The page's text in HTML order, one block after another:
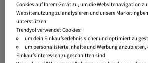
Cookies auf Ihrem Gerät zu, um die Websitenavigation
Websitenutzung zu analysieren und unsere
unterstützen.
Trendyol verwendet Cookies:
um dein Einkaufserlebnis sicher und optimiert zu
um personalisierte Inhalte und Werbung anzubieten,
Einkaufsinteressen zugeschnitten sind.